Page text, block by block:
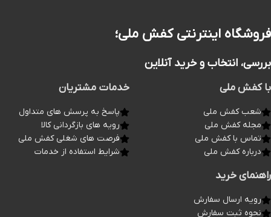
فروشگاه اینترنتی کفش ملی؛
بررسی، انتخاب و خرید آنلاین
با کفش ملی
شعب کفش ملی
مجله کفش ملی
تماس با کفش ملی
درباره کفش ملی
خدمات مشتریان
پاسخ به پرسش های متداول
رویه های بازگردانی کالا
فرصت های شغلی کفش ملی
شرایط استفاده از خدمات
راهنمای خرید
رویه ارسال سفارش
نحوه ثبت سفارش